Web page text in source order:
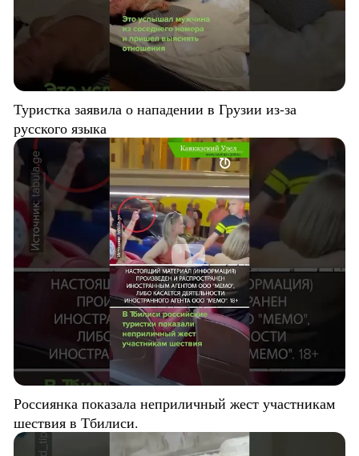
Туристка заявила о нападении в Грузии из-за
русского языка
Россиянка показала неприличный жест участникам
шествия в Тбилиси.